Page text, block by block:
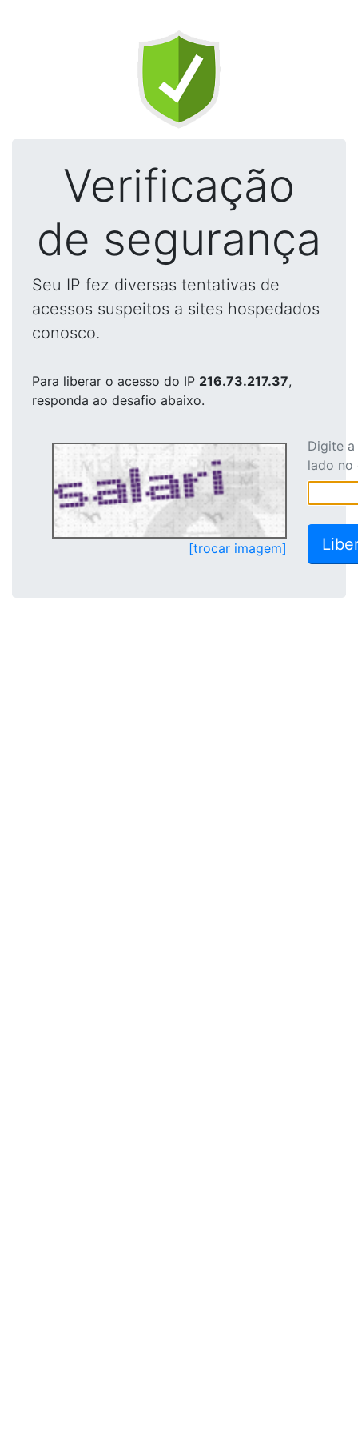
Verificação
de segurança
Seu IP fez diversas tentativas de
acessos suspeitos a sites hospedados
conosco.
Para liberar o acesso do IP 216.73.217.37,
responda ao desafio abaixo.
[trocar imagem]
Digite
lado no